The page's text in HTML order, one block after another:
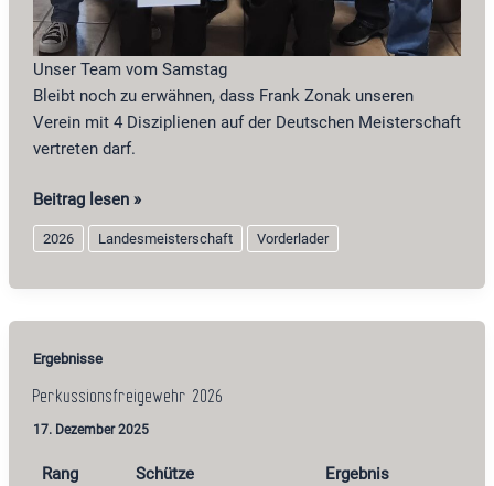
Unser Team vom Samstag
Bleibt noch zu erwähnen, dass Frank Zonak unseren
Verein mit 4 Disziplienen auf der Deutschen Meisterschaft
vertreten darf.
Landesmeisterschaft
2026
Vorderlader
Beitrag lesen »
2026 Landesmeisterschaft Vorderlader
Ergebnisse
Perkussionsfreigewehr 2026
17. Dezember 2025
Rang Schütze Ergebnis